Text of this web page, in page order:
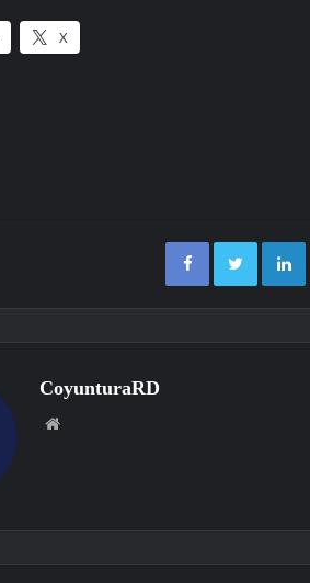
X
FacebookTwitter
CoyunturaRD
Sitio